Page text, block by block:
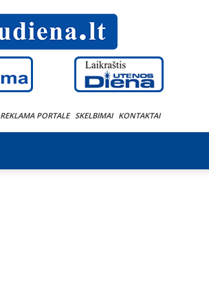
REKLAMA PORTALE SKELBIMAI KONTAKTAI